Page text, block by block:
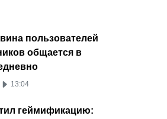
пользователей
общается в
13:04
геймификацию: